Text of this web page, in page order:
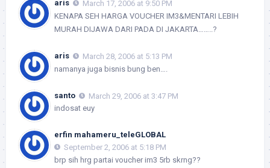
aris
March 17, 2006 at 9:50 PM
KENAPA SEH HARGA VOUCHER IM3&MENTARI LEBIH
MURAH DIJAWA DARI PADA DI JAKARTA……..?
aris
March 28, 2006 at 5:13 PM
namanya juga bisnis bung ben….
santo
March 29, 2006 at 3:47 PM
indosat euy
erfin mahameru_teleGLOBAL
September 2, 2006 at 5:18 PM
brp sih hrg partai voucher im3 5rb skrng??